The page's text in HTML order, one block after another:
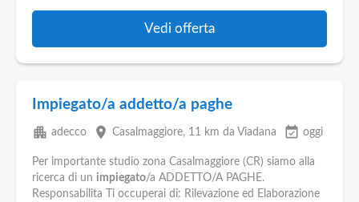
Vedi offerta
Impiegato/a addetto/a paghe
apartment adecco place Casalmaggiore, 11 km da Viadana event_available oggi
Per importante studio zona Casalmaggiore (CR) siamo alla
ricerca di un impiegato/a ADDETTO/A PAGHE.
Responsabilita Ti occuperai di: Rilevazione ed Elaborazione